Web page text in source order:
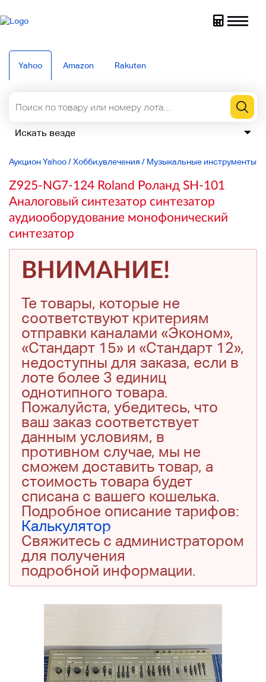
Yahoo Amazon Rakuten
Аукцион Yahoo/Хобби,увлечения / Музыкальные инструменты
Z925-NG7-124 Roland Роланд SH-101
Аналоговый синтезатор синтезатор
аудиооборудование монофонический
синтезатор
ВНИМАНИЕ!
Те товары, которые не
соответствуют критериям
отправки каналами «Эконом»,
«Стандарт 15» и «Стандарт 12»,
недоступны для заказа, если в
лоте более 3 единиц
однотипного товара.
Пожалуйста, убедитесь, что
ваш заказ соответствует
данным условиям, в
противном случае, мы не
сможем доставить товар, а
стоимость товара будет
списана с вашего кошелька.
Подробное описание тарифов:
Калькулятор
Свяжитесь с администратором
для получения
подробной информации.